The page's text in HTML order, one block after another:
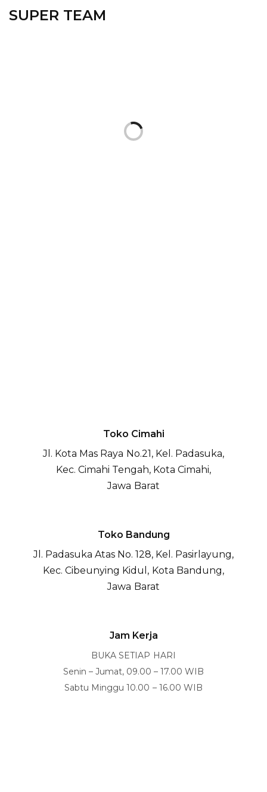
SUPER TEAM
Annisa Putri Touska
Toko Cimahi
Jl. Kota Mas Raya No.21, Kel. Padasuka,
Kec. Cimahi Tengah, Kota Cimahi,
Jawa Barat
Toko Bandung
Jl. Padasuka Atas No. 128, Kel. Pasirlayung,
Kec. Cibeunying Kidul, Kota Bandung,
Jawa Barat
Jam Kerja
BUKA SETIAP HARI
Senin – Jumat, 09.00 – 17.00 WIB
Sabtu Minggu 10.00 – 16.00 WIB